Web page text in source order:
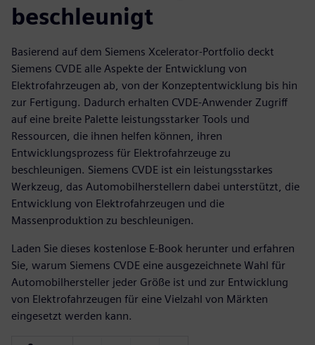
beschleunigt
Basierend auf dem Siemens Xcelerator-Portfolio deckt
Siemens CVDE alle Aspekte der Entwicklung von
Elektrofahrzeugen ab, von der Konzeptentwicklung bis hin
zur Fertigung. Dadurch erhalten CVDE-Anwender Zugriff
auf eine breite Palette leistungsstarker Tools und
Ressourcen, die ihnen helfen können, ihren
Entwicklungsprozess für Elektrofahrzeuge zu
beschleunigen. Siemens CVDE ist ein leistungsstarkes
Werkzeug, das Automobilherstellern dabei unterstützt, die
Entwicklung von Elektrofahrzeugen und die
Massenproduktion zu beschleunigen.
Laden Sie dieses kostenlose E-Book herunter und erfahren
Sie, warum Siemens CVDE eine ausgezeichnete Wahl für
Automobilhersteller jeder Größe ist und zur Entwicklung
von Elektrofahrzeugen für eine Vielzahl von Märkten
eingesetzt werden kann.